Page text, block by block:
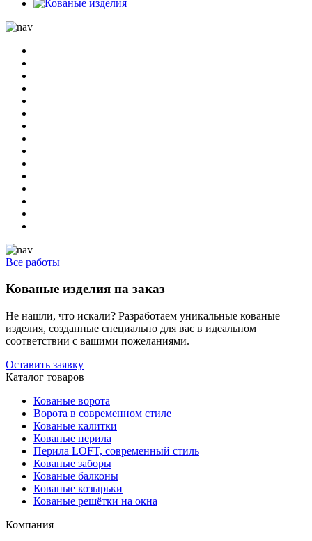
Все работы
Кованые изделия на заказ
Не нашли, что искали? Разработаем уникальные кованые
изделия, созданные специально для вас в идеальном
соответствии с вашими пожеланиями.
Оставить заявку
Каталог товаров
Кованые ворота
Ворота в современном стиле
Кованые калитки
Кованые перила
Перила LOFT, современный стиль
Кованые заборы
Кованые балконы
Кованые козырьки
Кованые решётки на окна
Компания